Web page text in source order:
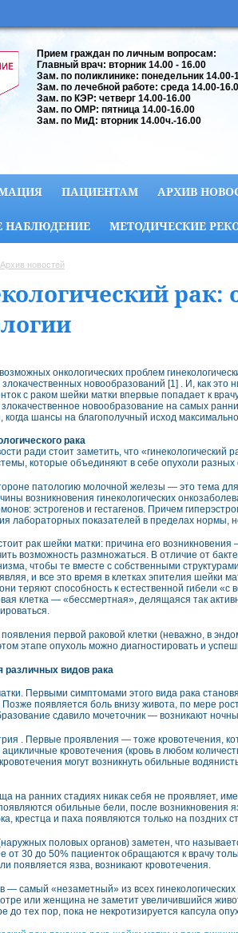
Прием граждан по личным вопросам:
Главный врач: вторник 14.00 - 16.00
Зам. по поликлинике: понедельник 14.00-
Зам. по лечебной работе: среда 14.00-
Зам. по КЭР: четверг 14.00-16.00
Зам. по ОМР: пятница 14.00-16.00
Зам. по МиД: вторник 14.00ч.-16.00
ПАЦИЕНТАМ АРХИВ
НАБЛЮДЕНИЕ МЕТОДИЧЕСКИЕ
Архив новостей
рак:
онкологических проблем
злокачественных новообразований [1] . И, как
с раком шейки матки впервые попадает к
новообразование на самых
когда шансы на благополучный исход
рака
ради стоит заметить, что
которые объединяют в себе опухоли разных
патологию молочной железы — это тема
возникновения гинекологических
эстрогенов и гестагенов. Причем
лабораторных показателей в пределах нормы,
рак шейки матки: причина его
возможность размножаться. В отличие от
чтобы те вместе с собственными
и все это время в клетках эпителия шейки
теряют способность к естественной гибели
клетка — «бессмертная», делящаяся так
первой раковой клетки (неважно, в
этапе опухоль можно диагностировать и
различных видов рака
Первыми симптомами этого вида рака
появляется боль внизу живота, по мере
сдавило мочеточник — возникают
. Первые проявления — тоже кровотечения,
кровотечения (кровь в любом
могут возникнуть обильные
на ранних стадиях никак себя не проявляет,
обильные бели, после возникновения
крестца и паха появляются только на поздних
половых органов) заметен, что
от 30 до 50% пациенток обращаются к врачу
появляется язва, возникают кровотечения.
— самый «незаметный» из всех
или женщина не заметит увеличившийся
до тех пор, пока не некротизируется капсула